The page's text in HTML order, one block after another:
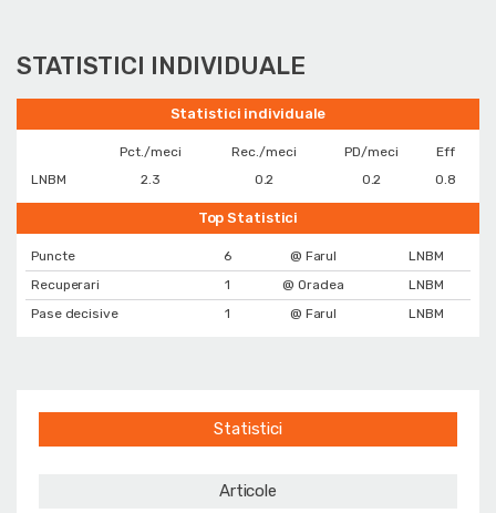
STATISTICI INDIVIDUALE
Statistici individuale
Pct./meci Rec./meci PD/meci
Eff
LNBM
2.3 0.2 0.2 0.8
Top Statistici
Puncte 6 @ Farul
LNBM
Recuperari
1 @ Oradea
LNBM
Pase decisive
1 @ Farul LNBM
Statistici
Articole